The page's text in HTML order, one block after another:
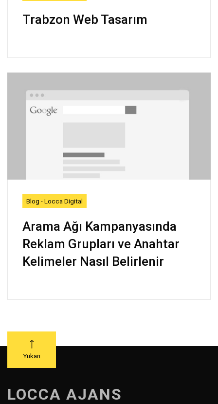
Trabzon Web Tasarım
Blog - Locca Digital
Arama Ağı Kampanyasında
Reklam Grupları ve Anahtar
Kelimeler Nasıl Belirlenir
LOCCA AJANS
Yukarı